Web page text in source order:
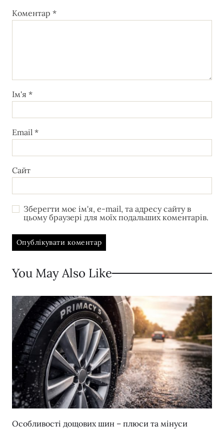
Коментар *
Ім'я *
Email *
Сайт
Зберегти моє ім'я, e-mail, та адресу сайту в
цьому браузері для моїх подальших коментарів.
You May Also Like
Особливості дощових шин – плюси та мінуси